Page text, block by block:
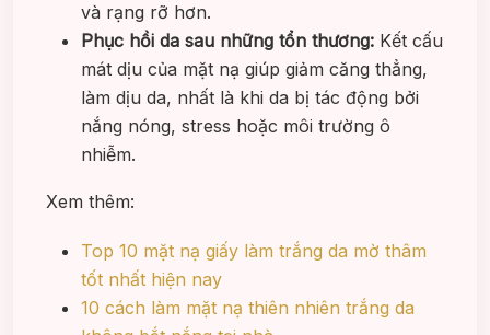
và rạng rỡ hơn.
Phục hồi da sau những tổn thương: Kết cấu
mát dịu của mặt nạ giúp giảm căng thẳng,
làm dịu da, nhất là khi da bị tác động bởi
nắng nóng, stress hoặc môi trường ô
nhiễm.
Xem thêm:
Top 10 mặt nạ giấy làm trắng da mờ thâm
tốt nhất hiện nay
10 cách làm mặt nạ thiên nhiên trắng da